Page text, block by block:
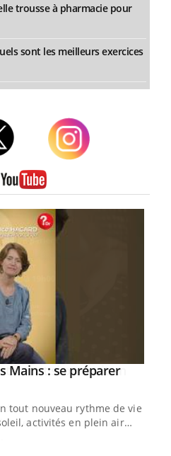
trousse à pharmacie pour
sont les meilleurs exercices
Mains : se préparer
tout nouveau rythme de vie !
activités en plein air…